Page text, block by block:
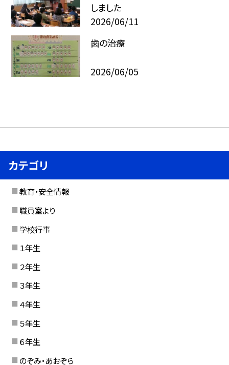
しました
2026/06/11
歯の治療
2026/06/05
カテゴリ
教育・安全情報
職員室より
学校行事
１年生
２年生
３年生
４年生
５年生
６年生
のぞみ・あおぞら